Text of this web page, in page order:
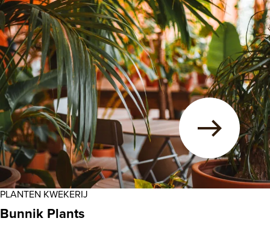
PLANTEN KWEKERIJ
Bunnik Plants